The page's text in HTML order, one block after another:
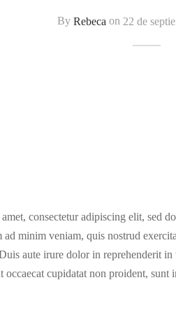
By Rebeca on 22 de
consectetur adipiscing elit, sed
ad minim veniam, quis nostrud
aute irure dolor in reprehenderit
occaecat cupidatat non proident,